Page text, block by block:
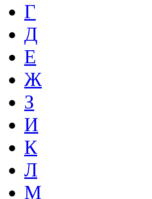
Г
Д
Е
Ж
З
И
К
Л
М